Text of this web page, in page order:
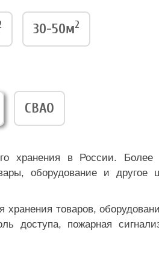
30-50м2
СВАО
хранения в России. Более
оборудование и другое
товаров,
доступа, пожарная